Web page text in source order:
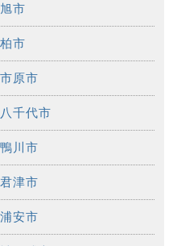
旭市
柏市
市原市
八千代市
鴨川市
君津市
浦安市